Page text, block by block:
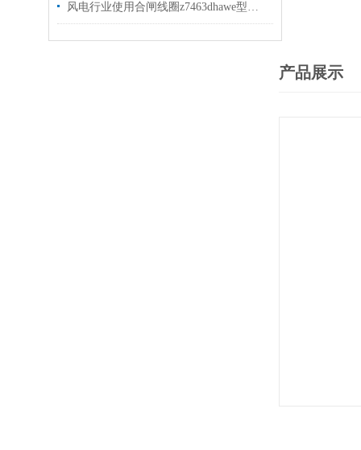
风电行业使用合闸线圈z7463dhawe型号gr2-0kb-g5/30×48现货
产品展示